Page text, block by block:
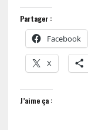
Partager :
Facebook
X
J’aime ça :